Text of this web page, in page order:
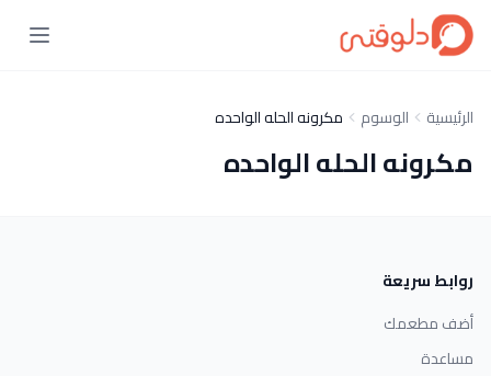
الرئيسية الوسوم مكرونه الحله الواحده
مكرونه الحله الواحده
روابط سريعة
أضف مطعمك
مساعدة